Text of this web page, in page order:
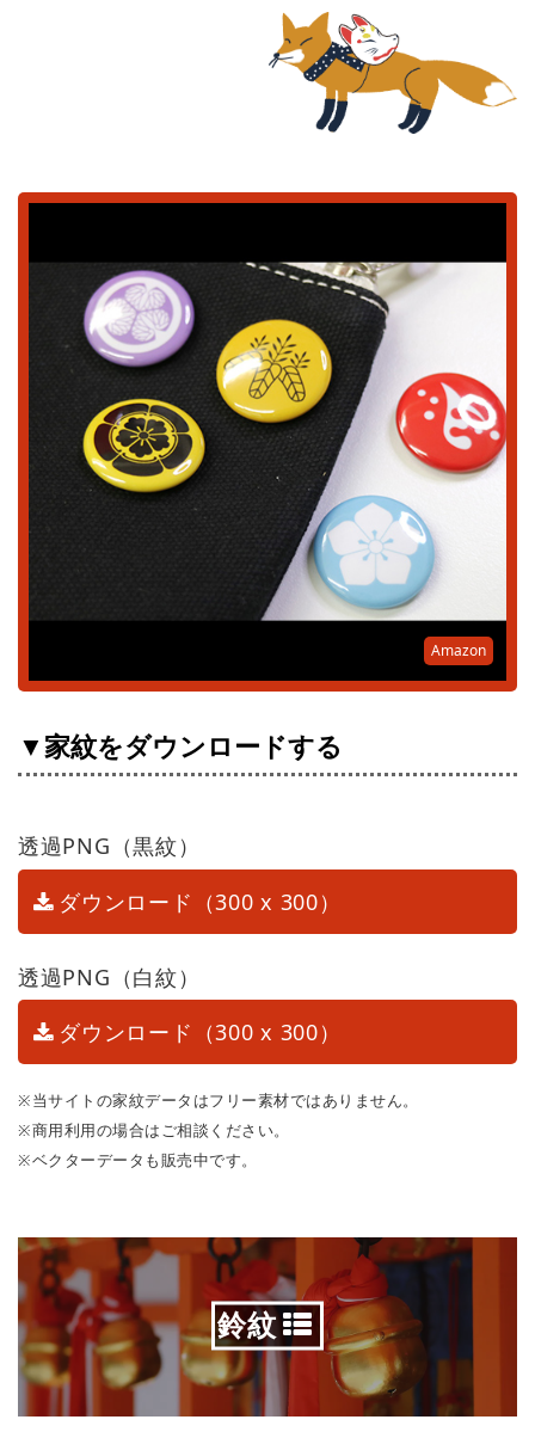
Amazon
▼家紋をダウンロードする
透過PNG（黒紋）
ダウンロード（300 x 300）
透過PNG（白紋）
ダウンロード（300 x 300）
※当サイトの家紋データはフリー素材ではありません。
※商用利用の場合はご相談ください。
※ベクターデータも販売中です。
鈴紋